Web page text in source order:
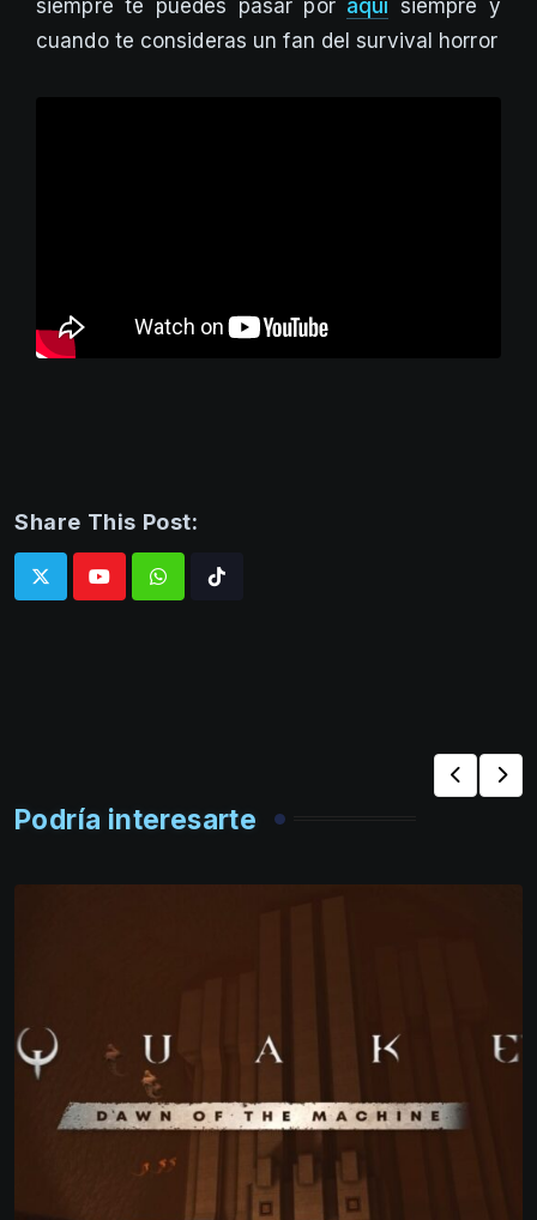
siempre te puedes pasar por aquí siempre y
cuando te consideras un fan del survival horror
Share This Post:
WhatsappTiktok
Podría interesarte